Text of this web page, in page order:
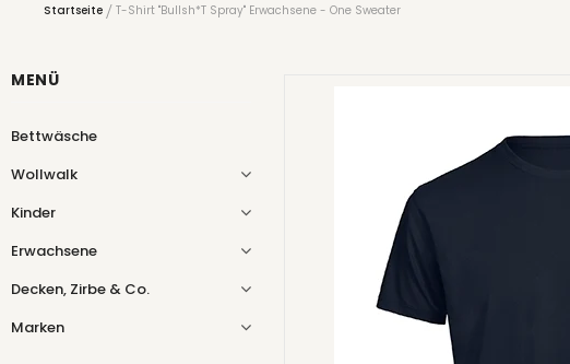
Startseite T-Shirt "Bullsh*t Spray" Erwachsene - One Sweater
MENÜ
Bettwäsche
Wollwalk
Kinder
Erwachsene
Decken, Zirbe & Co.
Marken